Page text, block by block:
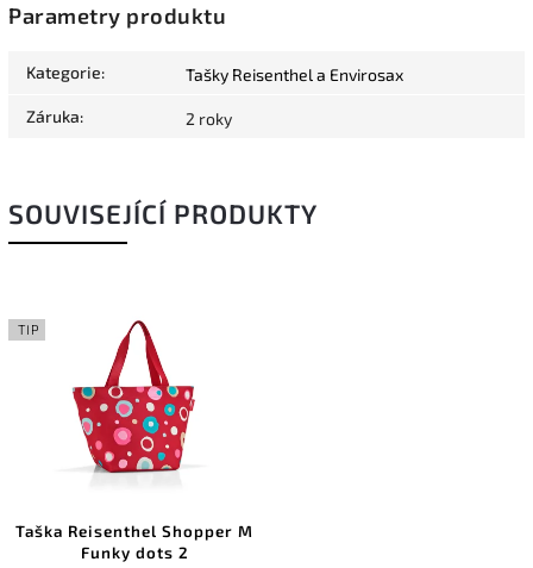
Parametry produktu
Kategorie: Tašky Reisenthel a Envirosax
Záruka: 2 roky
SOUVISEJÍCÍ PRODUKTY
TIP
Taška Reisenthel Shopper M
Funky dots 2